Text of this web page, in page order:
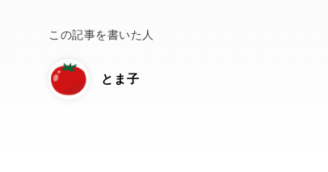
この記事を書いた人
とま子